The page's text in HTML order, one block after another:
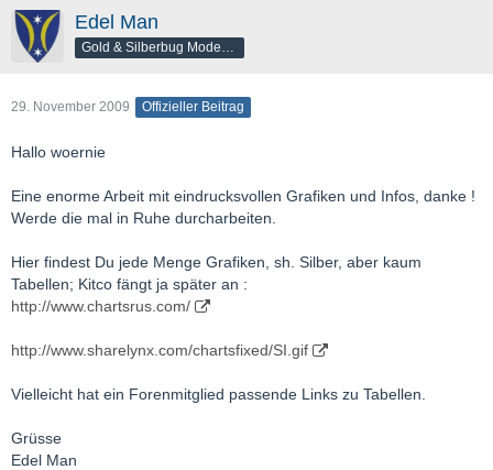
Edel Man
29. November 2009 Offizieller Beitrag
Hallo woernie
Eine enorme Arbeit mit eindrucksvollen Grafiken und Infos, danke !
Werde die mal in Ruhe durcharbeiten.
Hier findest Du jede Menge Grafiken, sh. Silber, aber kaum
Tabellen; Kitco fängt ja später an :
http://www.chartsrus.com/
http://www.sharelynx.com/chartsfixed/SI.gif
Vielleicht hat ein Forenmitglied passende Links zu Tabellen.
Grüsse
Edel Man